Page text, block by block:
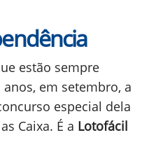
estão sempre
em setembro, a
especial dela
Caixa. É a Lotofácil